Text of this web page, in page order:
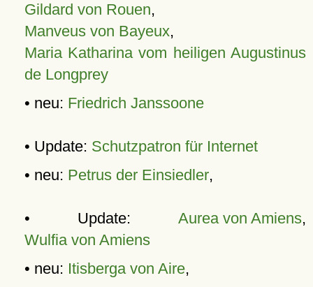
Gildard von Rouen,
Manveus von Bayeux,
Maria Katharina vom heiligen Augustinus
de Longprey
• neu: Friedrich Janssoone
• Update: Schutzpatron für Internet
• neu: Petrus der Einsiedler,
• Update: Aurea von Amiens,
Wulfia von Amiens
• neu: Itisberga von Aire,